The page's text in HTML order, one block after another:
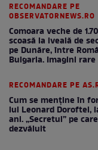
RECOMANDARE PE
OBSERVATORNEWS.RO
Comoara veche de
scoasă la iveală de
pe Dunăre, între
Bulgaria. Imagini rare
RECOMANDARE PE
Cum se menţine în
lui Leonard Doroftei,
ani. „Secretul” pe
dezvăluit